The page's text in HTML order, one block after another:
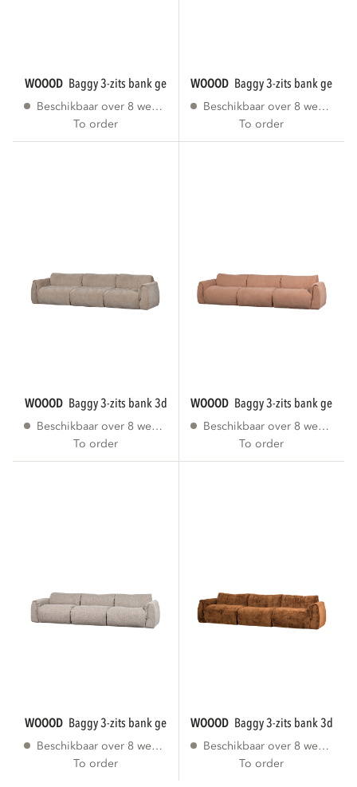
WOOOD baggy 3-zits bank geweven stof...
Beschikbaar over 8 weken
To order
WOOOD baggy 3-zits bank
Beschikbaar over 8 weken
To order
WOOOD baggy 3-zits bank 3d chenille zand
Beschikbaar over 8 weken
To order
WOOOD baggy 3-zits bank
Beschikbaar over 8 weken
To order
WOOOD baggy 3-zits bank geweven stof...
Beschikbaar over 8 weken
To order
WOOOD baggy 3-zits bank 3d
Beschikbaar over 8 weken
To order